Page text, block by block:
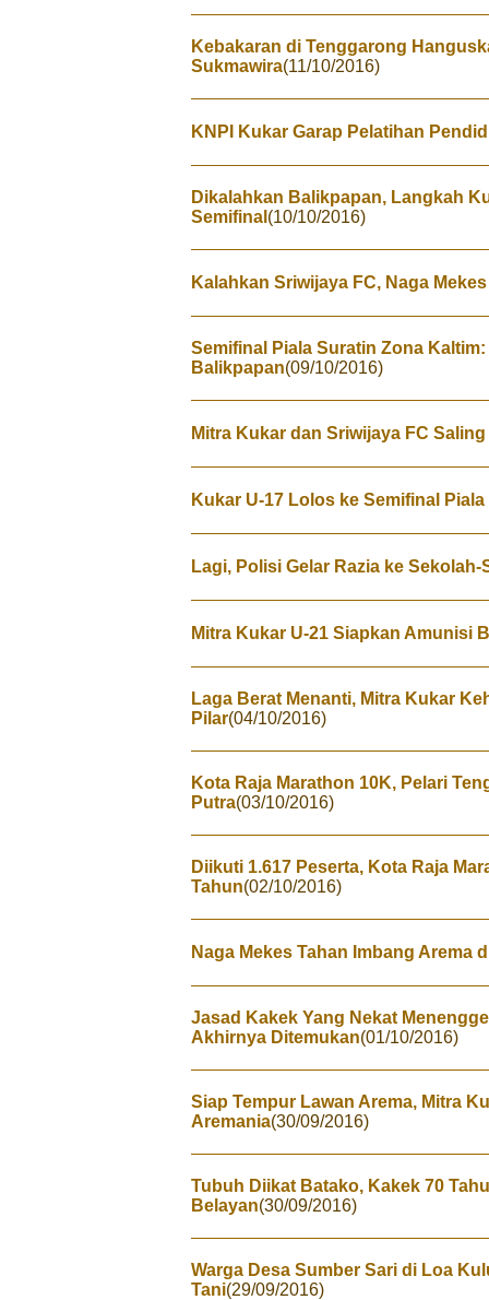
Kebakaran di Tenggarong
Sukmawira(11/10/2016)
KNPI Kukar Garap Pelatihan
Dikalahkan Balikpapan, Langkah
Semifinal (10/10/2016)
Kalahkan Sriwijaya FC, Naga
Semifinal Piala Suratin Zona
Balikpapan(09/10/2016)
Mitra Kukar dan Sriwijaya FC
Kukar U-17 Lolos ke Semifinal
Lagi, Polisi Gelar Razia ke Sekolah-
Mitra Kukar U-21 Siapkan Amunisi
Laga Berat Menanti, Mitra Kukar
Pilar(04/10/2016)
Kota Raja Marathon 10K, Pelari
Putra(03/10/2016)
Diikuti 1.617 Peserta, Kota Raja
Tahun(02/10/2016)
Naga Mekes Tahan Imbang Arema
Jasad Kakek Yang Nekat
Akhirnya Ditemukan(01/10/2016)
Siap Tempur Lawan Arema, Mitra
Aremania(30/09/2016)
Tubuh Diikat Batako, Kakek 70
Belayan(30/09/2016)
Warga Desa Sumber Sari di Loa
Tani(29/09/2016)